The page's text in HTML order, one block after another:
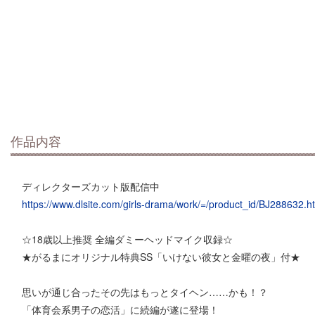
作品内容
ディレクターズカット版配信中
https://www.dlsite.com/girls-drama/work/=/product_id/
☆18歳以上推奨 全編ダミーヘッドマイク収録☆
★がるまにオリジナル特典SS「いけない彼女と金曜の夜」付★
思いが通じ合ったその先はもっとタイヘン……かも！？
「体育会系男子の恋活」に続編が遂に登場！